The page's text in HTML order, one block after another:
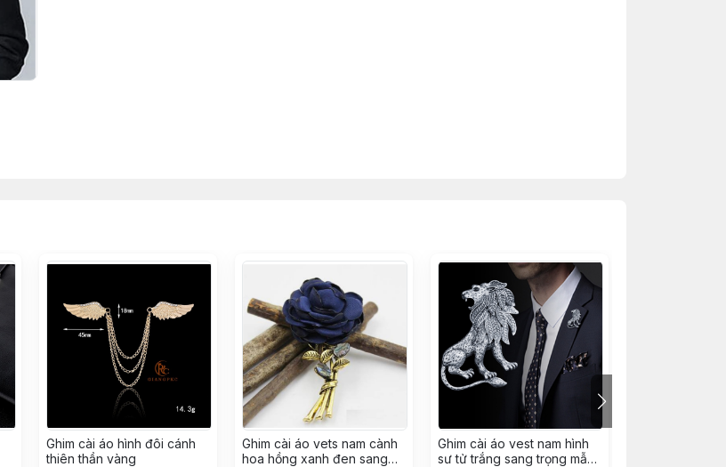
Ghim cài áo hình đôi cánh
thiên thần vàng
Ghim cài áo vets nam cành
hoa hồng xanh đen sang
Ghim cài áo vest nam hình
sư tử trắng sang trọng mẫu